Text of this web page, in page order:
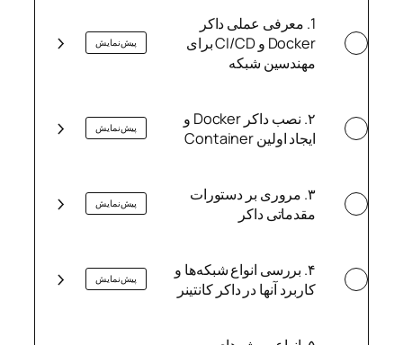
1. معرفی عملی داکر
Docker و CI/CD برای
مهندسین شبکه
پیش‌نمایش
۲. نصب داکر Docker و
ایجاد اولین Container
پیش‌نمایش
۳. مروری بر دستورات
مقدماتی داکر
پیش‌نمایش
۴. بررسی انواع شبکه‌ها و
کاربرد آنها در داکر کانتینر
پیش‌نمایش